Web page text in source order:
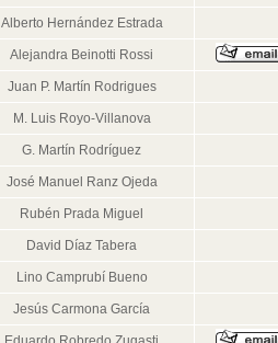
Alberto Hernández Estrada
Alejandra Beinotti Rossi
Juan P. Martín Rodrigues
M. Luis Royo-Villanova
G. Martín Rodríguez
José Manuel Ranz Ojeda
Rubén Prada Miguel
David Díaz Tabera
Lino Camprubí Bueno
Jesús Carmona García